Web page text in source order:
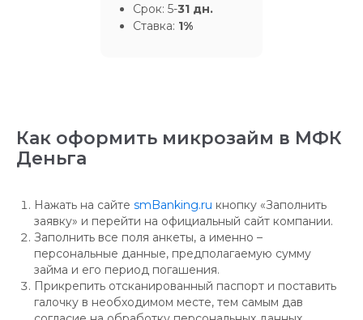
Срок: 5-31 дн.
Ставка: 1%
Как оформить микрозайм в МФК
Деньга
Нажать на сайте smBanking.ru кнопку «Заполнить
заявку» и перейти на официальный сайт компании.
Заполнить все поля анкеты, а именно –
персональные данные, предполагаемую сумму
займа и его период погашения.
Прикрепить отсканированный паспорт и поставить
галочку в необходимом месте, тем самым дав